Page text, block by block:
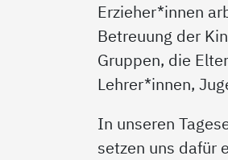
Erzieher*innen
Betreuung der
Gruppen, die
Lehrer*innen,
In unseren
setzen uns dafür